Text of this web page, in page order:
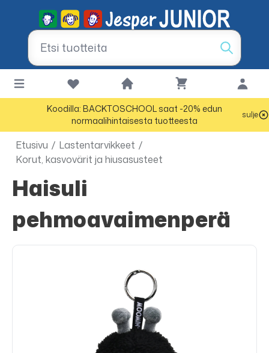
Koodilla: BACKTOSCHOOL saat -20% edun
normaalihintaisesta tuotteesta
sulje
Etusivu / Lastentarvikkeet /
Korut, kasvovärit ja hiusasusteet
Haisuli
pehmoavaimenperä